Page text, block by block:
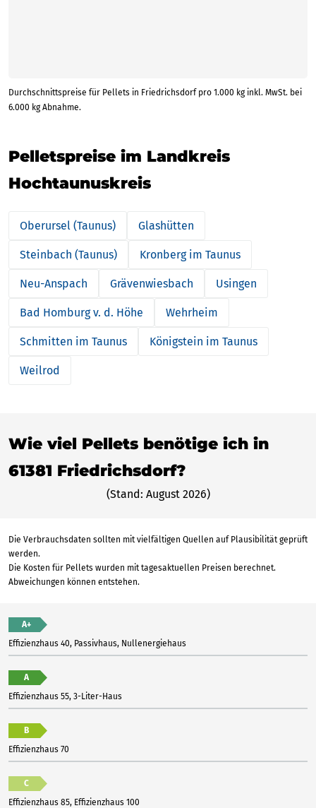
Durchschnittspreise für Pellets in Friedrichsdorf pro 1.000 kg inkl. MwSt. bei
6.000 kg Abnahme.
Pelletspreise im Landkreis
Hochtaunuskreis
Oberursel (Taunus) Glashütten
Steinbach (Taunus) Kronberg im Taunus
Neu-Anspach Grävenwiesbach Usingen
Bad Homburg v. d. Höhe Wehrheim
Schmitten im Taunus Königstein im Taunus
Weilrod
Wie viel Pellets benötige ich in
61381 Friedrichsdorf?
(Stand: August 2026)
Die Verbrauchsdaten sollten mit vielfältigen Quellen auf Plausibilität geprüft
werden.
Die Kosten für Pellets wurden mit tagesaktuellen Preisen berechnet.
Abweichungen können entstehen.
A+
Effizienzhaus 40, Passivhaus, Nullenergiehaus
A
Effizienzhaus 55, 3-Liter-Haus
B
Effizienzhaus 70
C
Effizienzhaus 85, Effizienzhaus 100